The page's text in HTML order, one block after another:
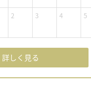
2 3 4 5
詳しく見る